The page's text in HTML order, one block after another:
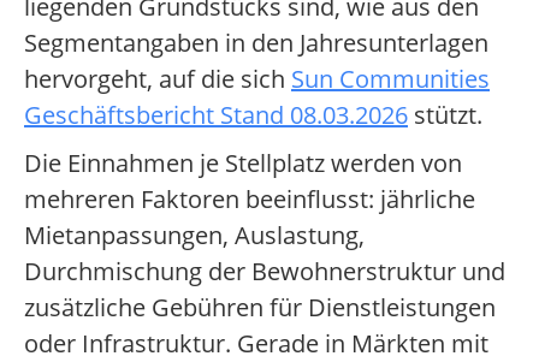
liegenden Grundstücks sind, wie aus den
Segmentangaben in den Jahresunterlagen
hervorgeht, auf die sich Sun Communities
Geschäftsbericht Stand 08.03.2026 stützt.
Die Einnahmen je Stellplatz werden von
mehreren Faktoren beeinflusst: jährliche
Mietanpassungen, Auslastung,
Durchmischung der Bewohnerstruktur und
zusätzliche Gebühren für Dienstleistungen
oder Infrastruktur. Gerade in Märkten mit